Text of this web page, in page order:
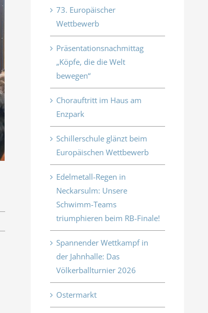
73. Europäischer
Wettbewerb
Präsentationsnachmittag
„Köpfe, die die Welt
bewegen“
Chorauftritt im Haus am
Enzpark
Schillerschule glänzt beim
Europäischen Wettbewerb
Edelmetall-Regen in
Neckarsulm: Unsere
Schwimm-Teams
triumphieren beim RB-Finale!
Spannender Wettkampf in
der Jahnhalle: Das
Völkerballturnier 2026
Ostermarkt